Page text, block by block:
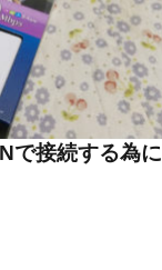
で接続する為に